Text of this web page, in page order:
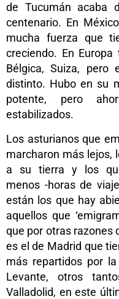
de Tucumán acaba
centenario. En
mucha fuerza que
creciendo. En
Bélgica, Suiza,
distinto. Hubo en su
potente, pero
estabilizados.
Los asturianos que
marcharon más lejos,
a su tierra y los
menos -horas de
están los que hay
aquellos que
que por otras razones
es el de Madrid que
más repartidos por
Levante, otros
Valladolid, en este